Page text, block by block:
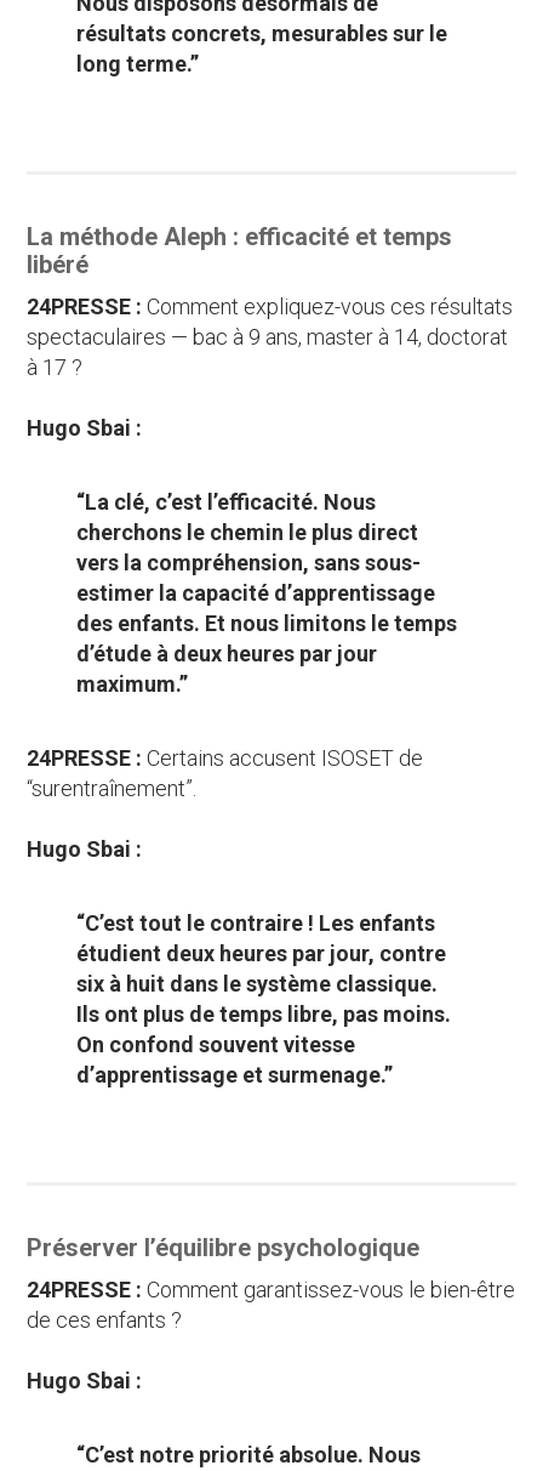
résultats concrets, mesurables sur le
long terme.”
La méthode Aleph : efficacité et temps
libéré
24PRESSE : Comment expliquez-vous ces résultats
spectaculaires — bac à 9 ans, master à 14, doctorat
à 17 ?
Hugo Sbai :
“La clé, c’est l’efficacité. Nous
cherchons le chemin le plus direct
vers la compréhension, sans sous-
estimer la capacité d’apprentissage
des enfants. Et nous limitons le temps
d’étude à deux heures par jour
maximum.”
24PRESSE : Certains accusent ISOSET de
“surentraînement”.
Hugo Sbai :
“C’est tout le contraire ! Les enfants
étudient deux heures par jour, contre
six à huit dans le système classique.
Ils ont plus de temps libre, pas moins.
On confond souvent vitesse
d’apprentissage et surmenage.”
Préserver l’équilibre psychologique
24PRESSE : Comment garantissez-vous le bien-être
de ces enfants ?
Hugo Sbai :
“C’est notre priorité absolue. Nous